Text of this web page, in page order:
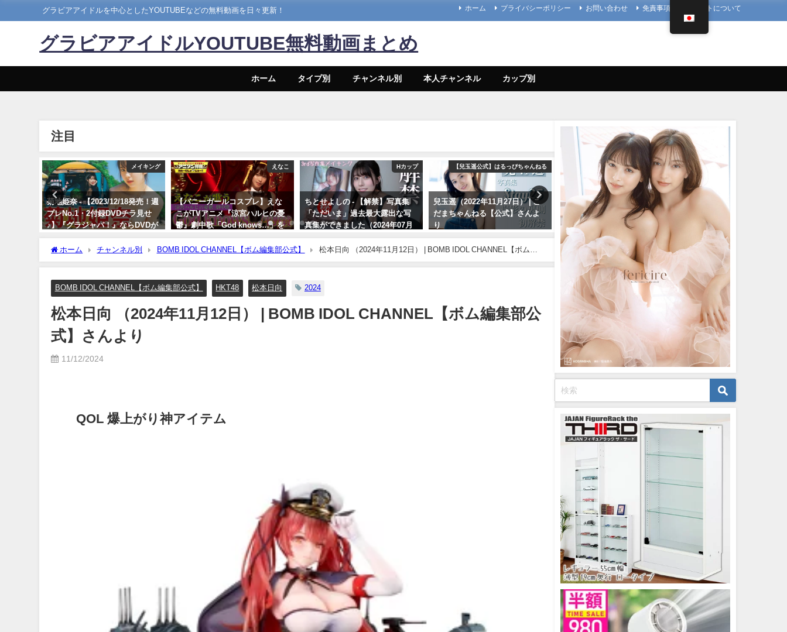
グラビアアイドルを中心としたYOUTUBEなどの無料動画を日々更新！ ホーム プライバシーポリシー お問い合わせ 免責事項 当サイトについて
グラビアアイドルYOUTUBE無料動画まとめ
ホーム タイプ別 チャンネル別 本人チャンネル カップ別
注目
メイキング
菊地姫奈 - 【2023/12/18発売！週
プレNo.1・2付録DVDチラ見せ
♪】『グラジャパ！』ならDVDが
視聴できる♪ #菊地姫奈 Hina
Kikuchi（2023年12月15日） | 週
プレChannel【集英社 週刊プレ
12/15/2023
えなこ
【バニーガールコスプレ】えな
こがTVアニメ『涼宮ハルヒの憂
鬱』劇中歌「God knows…」を
神カバー！！
10/17/2024
Hカップ
ちとせよしの - 【解禁】写真集
「ただいま」過去最大露出な写
真集ができました（2024年07月
26日） | よしのんチャンネルさん
より
【兒玉遥公式】はるっぴちゃんねる
兒玉遥（2022年11月27日） | こ
だまちゃんねる【公式】さんよ
り
写真集PV
櫻井音乃 写真集PV - 【#櫻井音
乃】21歳、音乃パイセンのオト
ナな挑戦ーOtono Sakurai（2023
年12月20日） | 週プレ
Channel【集英社 週刊プレイボ
ーイ公式】さんより
12/20/2023
今田美桜【4K】（2022年
日） | 4K UPSCALING
んより
09/14/2022
ホーム チャンネル別 BOMB IDOL CHANNEL【ボム編集部公式】
松本日向 （2024年11月12日） | BOMB IDOL CHANNEL【ボム編
集部公式】さんより
BOMB IDOL CHANNEL【ボム編集部公式】 HKT48 松本日向 2024
松本日向 （2024年11月12日） | BOMB IDOL CHANNEL【ボム編集部公
式】さんより
11/12/2024
QOL 爆上がり神アイテム